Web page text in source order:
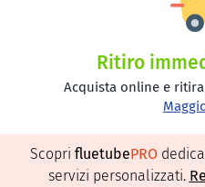
Ritiro
Acquista online e
Scopri fluetubePRO
servizi personalizzati.